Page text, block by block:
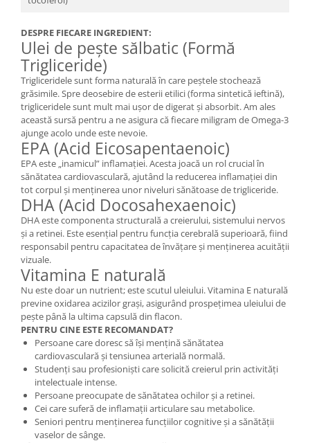
DESPRE FIECARE INGREDIENT:
Ulei de pește sălbatic (Formă
Trigliceride)
Trigliceridele sunt forma naturală în care peștele stochează
grăsimile. Spre deosebire de esterii etilici (forma sintetică ieftină),
trigliceridele sunt mult mai ușor de digerat și absorbit. Am ales
această sursă pentru a ne asigura că fiecare miligram de Omega-3
ajunge acolo unde este nevoie.
EPA (Acid Eicosapentaenoic)
EPA este „inamicul” inflamației. Acesta joacă un rol crucial în
sănătatea cardiovasculară, ajutând la reducerea inflamației din
tot corpul și menținerea unor niveluri sănătoase de trigliceride.
DHA (Acid Docosahexaenoic)
DHA este componenta structurală a creierului, sistemului nervos
și a retinei. Este esențial pentru funcția cerebrală superioară, fiind
responsabil pentru capacitatea de învățare și menținerea acuității
vizuale.
Vitamina E naturală
Nu este doar un nutrient; este scutul uleiului. Vitamina E naturală
previne oxidarea acizilor grași, asigurând prospețimea uleiului de
pește până la ultima capsulă din flacon.
PENTRU CINE ESTE RECOMANDAT?
Persoane care doresc să își mențină sănătatea
cardiovasculară și tensiunea arterială normală.
Studenți sau profesioniști care solicită creierul prin activități
intelectuale intense.
Persoane preocupate de sănătatea ochilor și a retinei.
Cei care suferă de inflamații articulare sau metabolice.
Seniori pentru menținerea funcțiilor cognitive și a sănătății
vaselor de sânge.